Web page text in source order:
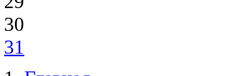
30
31